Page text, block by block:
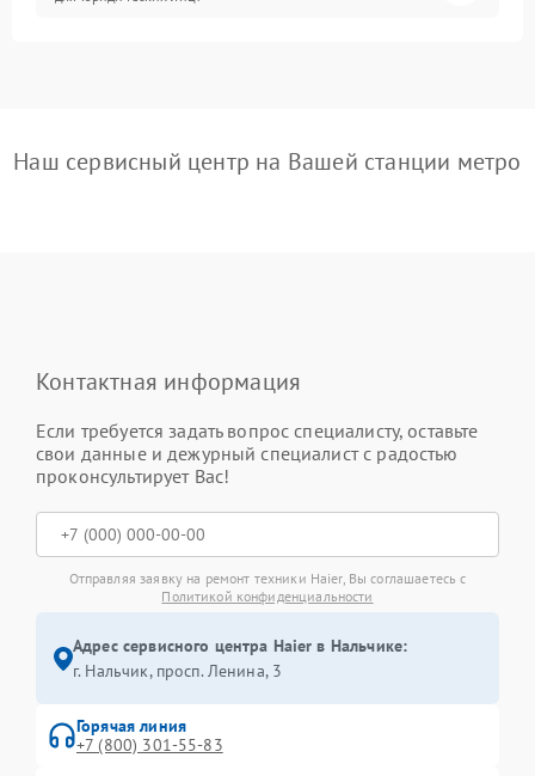
Наш сервисный центр на Вашей станции метро
Контактная информация
Если требуется задать вопрос специалисту, оставьте
свои данные и дежурный специалист с радостью
проконсультирует Вас!
Отправляя заявку на ремонт техники Haier, Вы соглашаетесь с
Политикой конфиденциальности
Адрес сервисного центра Haier в Нальчике:
г. Нальчик, просп. Ленина, 3
Горячая линия
+7 (800) 301-55-83